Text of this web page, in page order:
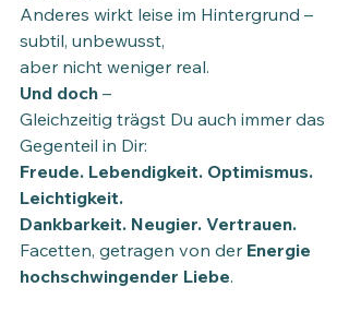
Anderes wirkt leise im Hintergrund –
subtil, unbewusst,
aber nicht weniger real.
Und doch –
Gleichzeitig trägst Du auch immer das
Gegenteil in Dir:
Freude. Lebendigkeit. Optimismus.
Leichtigkeit.
Dankbarkeit. Neugier. Vertrauen.
Facetten, getragen von der Energie
hochschwingender Liebe.